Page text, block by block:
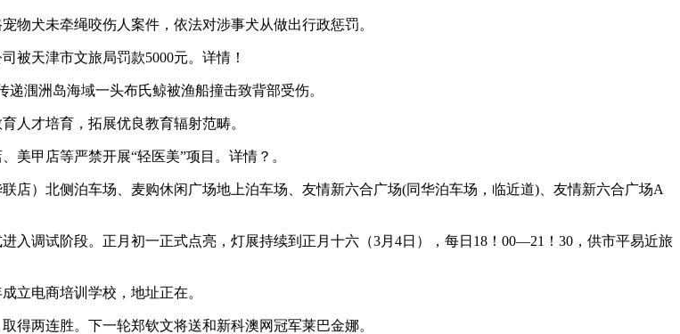
犬未牵绳咬伤人案件，依法对涉事犬从做出行政惩罚。
天津市文旅局罚款5000元。详情！
涠洲岛海域一头布氏鲸被渔船撞击致背部受伤。
才培育，拓展优良教育辐射范畴。
甲店等严禁开展“轻医美”项目。详情？。
）北侧泊车场、麦购休闲广场地上泊车场、友情新六合广场(同华泊车场，临近道)、友情新六合广场A
调试阶段。正月初一正式点亮，灯展持续到正月十六（3月4日），每日18！00—21！30，供市平易近旅
电商培训学校，地址正在。
两连胜。下一轮郑钦文将送和新科澳网冠军莱巴金娜。